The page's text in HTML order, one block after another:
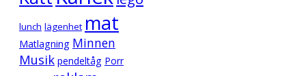
lunch lägenhet mat
Matlagning Minnen
Musik pendeltåg Porr